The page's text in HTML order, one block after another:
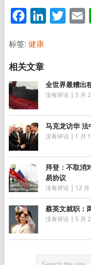
标签: 健康
全世界最糟出
没有评论 | 5 月
马克龙访华 法
没有评论 | 1 月
拜登：不取消
易协议
没有评论 | 12
蔡英文就职：
没有评论 | 5 月